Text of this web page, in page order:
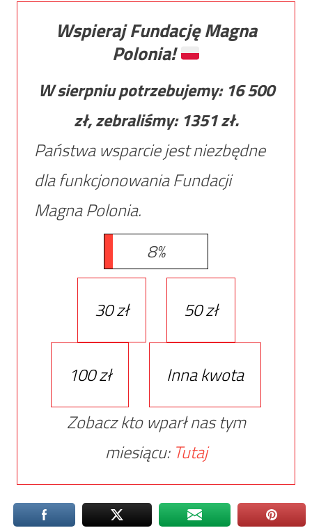
Wspieraj Fundację Magna
Polonia!
W sierpniu potrzebujemy: 16 500
zł, zebraliśmy: 1351zł.
Państwa wsparcie jest niezbędne
dla funkcjonowania Fundacji
Magna Polonia.
8%
30 zł 50 zł
100 zł
Inna kwota
Zobacz kto wparł nas tym
miesiącu: Tutaj